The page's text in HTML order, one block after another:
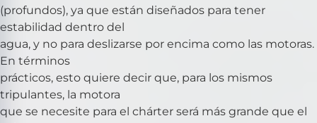
(profundos), ya que están diseñados para tener
estabilidad dentro del
agua, y no para deslizarse por encima como las motoras.
En términos
prácticos, esto quiere decir que, para los mismos
tripulantes, la motora
que se necesite para el chárter será más grande que el